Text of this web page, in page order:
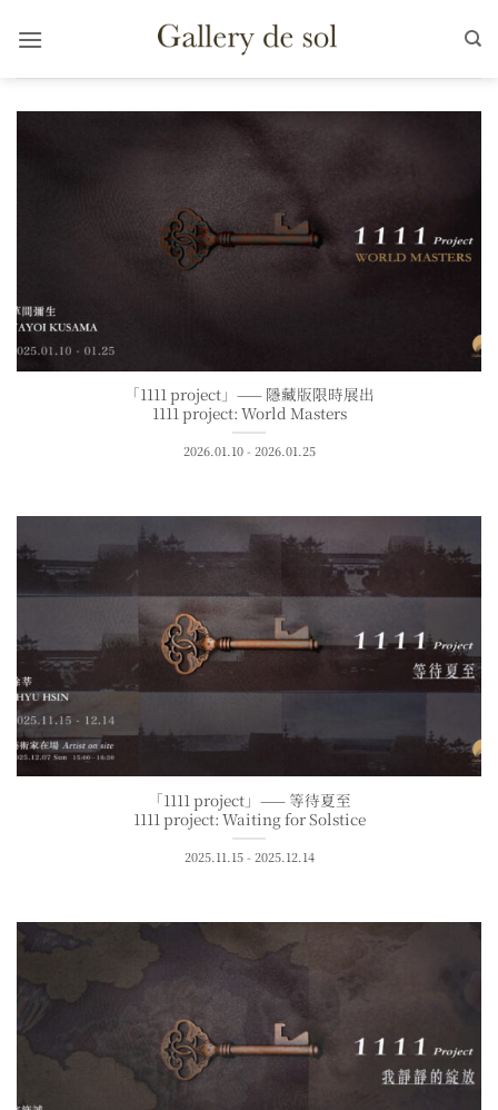
「1111 project」—— 隱藏版限時展出
1111 project: World Masters
2026.01.10 - 2026.01.25
「1111 project」—— 等待夏至
1111 project: Waiting for Solstice
2025.11.15 - 2025.12.14